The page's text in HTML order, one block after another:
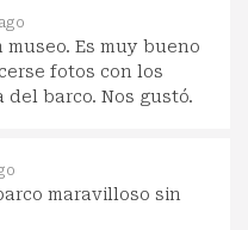
museo. Es muy bueno
fotos con los
barco. Nos gustó.
maravilloso sin